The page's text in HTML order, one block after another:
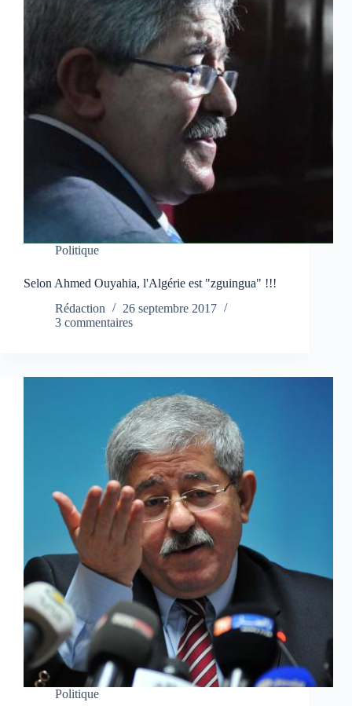
Politique
Selon Ahmed Ouyahia, l'Algérie est "zguingua" !!!
Rédaction
26 septembre 2017
3 commentaires
Politique